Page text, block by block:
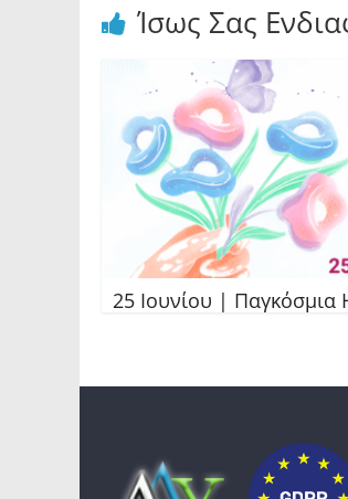
Ίσως Σας
25 Ιουνίου | Παγκόσμια